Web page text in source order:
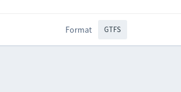
Format GTFS